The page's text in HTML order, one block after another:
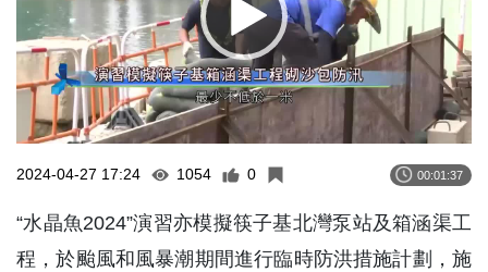
2024-04-27 17:24 1054 0 00:01:37
“水晶魚2024”演習亦模擬筷子基北灣泵站及箱涵渠工
程，於颱風和風暴潮期間進行臨時防洪措施計劃，施